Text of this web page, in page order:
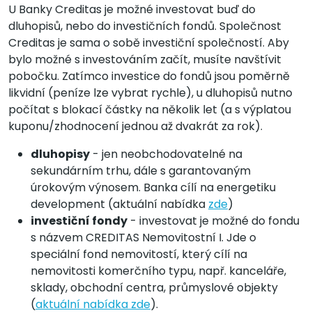
U Banky Creditas je možné investovat buď do
dluhopisů, nebo do investičních fondů. Společnost
Creditas je sama o sobě investiční společností. Aby
bylo možné s investováním začít, musíte navštívit
pobočku. Zatímco investice do fondů jsou poměrně
likvidní (peníze lze vybrat rychle), u dluhopisů nutno
počítat s blokací částky na několik let (a s výplatou
kuponu/zhodnocení jednou až dvakrát za rok).
dluhopisy - jen neobchodovatelné na
sekundárním trhu, dále s garantovaným
úrokovým výnosem. Banka cílí na energetiku
development (aktuální nabídka zde)
investiční fondy - investovat je možné do fondu
s názvem CREDITAS Nemovitostní I. Jde o
speciální fond nemovitostí, který cílí na
nemovitosti komerčního typu, např. kanceláře,
sklady, obchodní centra, průmyslové objekty
(aktuální nabídka zde).